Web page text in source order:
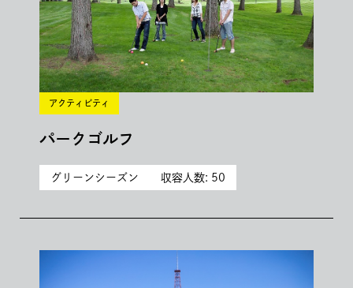
アクティビティ
パークゴルフ
グリーンシーズン 収容人数: 50